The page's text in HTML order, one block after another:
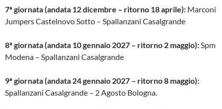
7ª giornata (andata 12 dicembre – ritorno 18 aprile): Marconi
Jumpers Castelnovo Sotto – Spallanzani Casalgrande
8ª giornata (andata 10 gennaio 2027 – ritorno 2 maggio):Spm
Modena – Spallanzani Casalgrande
9ª giornata (andata 24 gennaio 2027 – ritorno 8 maggio):
Spallanzani Casalgrande – 2 Agosto Bologna.